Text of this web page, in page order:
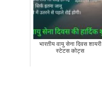
भारतीय वायु सेना दिवस शायरी
स्टेटस कोट्स